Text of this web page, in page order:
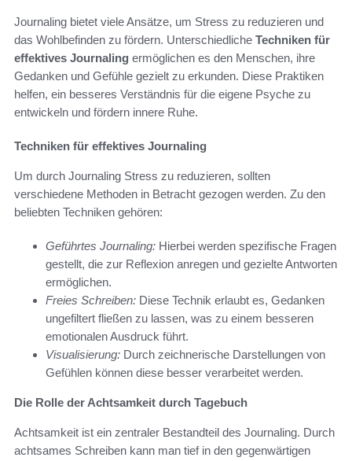
Journaling bietet viele Ansätze, um Stress zu reduzieren und
das Wohlbefinden zu fördern. Unterschiedliche Techniken für
effektives Journaling ermöglichen es den Menschen, ihre
Gedanken und Gefühle gezielt zu erkunden. Diese Praktiken
helfen, ein besseres Verständnis für die eigene Psyche zu
entwickeln und fördern innere Ruhe.
Techniken für effektives Journaling
Um durch Journaling Stress zu reduzieren, sollten
verschiedene Methoden in Betracht gezogen werden. Zu den
beliebten Techniken gehören:
Geführtes Journaling: Hierbei werden spezifische Fragen
gestellt, die zur Reflexion anregen und gezielte Antworten
ermöglichen.
Freies Schreiben: Diese Technik erlaubt es, Gedanken
ungefiltert fließen zu lassen, was zu einem besseren
emotionalen Ausdruck führt.
Visualisierung: Durch zeichnerische Darstellungen von
Gefühlen können diese besser verarbeitet werden.
Die Rolle der Achtsamkeit durch Tagebuch
Achtsamkeit ist ein zentraler Bestandteil des Journaling. Durch
achtsames Schreiben kann man tief in den gegenwärtigen